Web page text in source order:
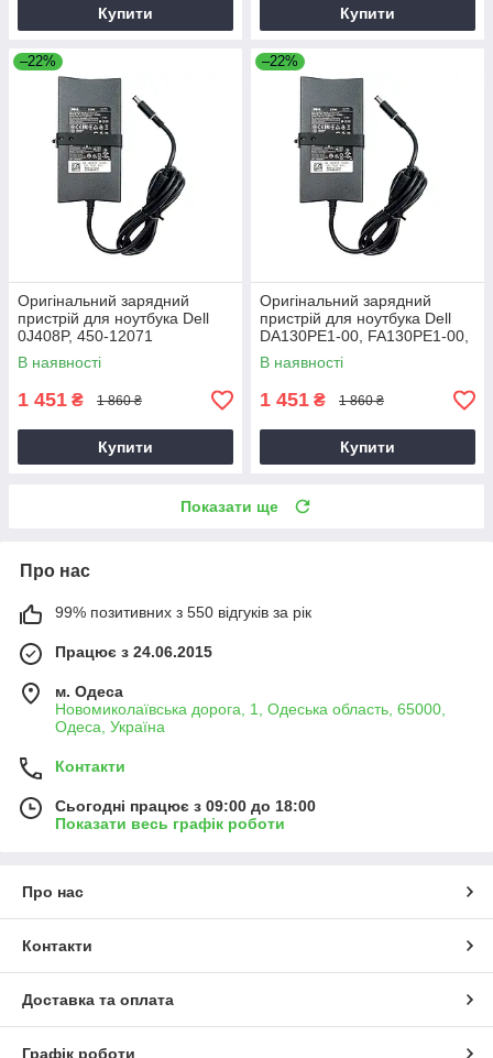
Купити Купити
–22%
Оригінальний зарядний
пристрій для ноутбука Dell
0J408P, 450-12071
В наявності
1 451 ₴ 1 860 ₴
Купити
–22%
Оригінальний зарядний
пристрій для ноутбука Dell
DA130PE1-00, FA130PE1-00,
HA130PM160
В наявності
1 451 ₴ 1 860 ₴
Купити
Показати ще
Про нас
99% позитивних з 550 відгуків за рік
Працює з 24.06.2015
м. Одеса
Новомиколаївська дорога, 1, Одеська область, 65000,
Одеса, Україна
Контакти
Сьогодні працює з 09:00 до 18:00
Показати весь графік роботи
Про нас
Контакти
Доставка та оплата
Графік роботи